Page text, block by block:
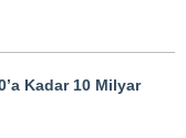
Kadar 10 Milyar